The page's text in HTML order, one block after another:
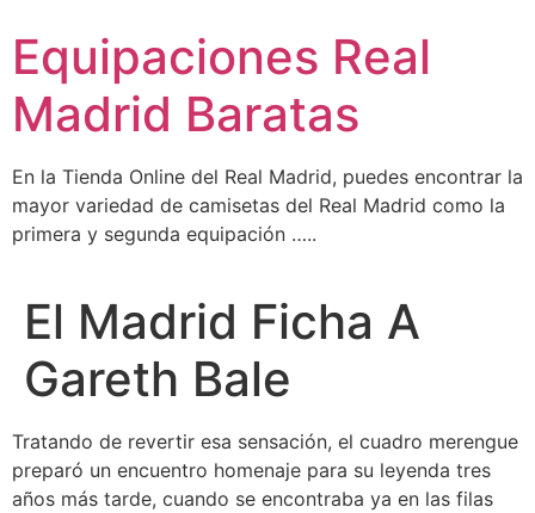
contenido
Equipaciones Real
Madrid Baratas
En la Tienda Online del Real Madrid, puedes encontrar la
mayor variedad de camisetas del Real Madrid como la
primera y segunda equipación …..
El Madrid Ficha A
Gareth Bale
Tratando de revertir esa sensación, el cuadro merengue
preparó un encuentro homenaje para su leyenda tres
años más tarde, cuando se encontraba ya en las filas